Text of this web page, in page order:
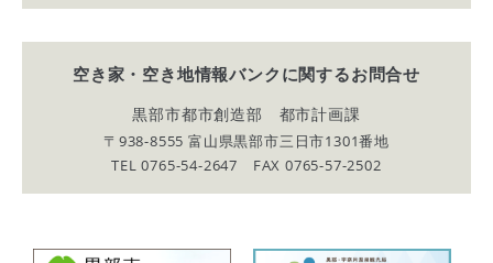
空き家・空き地情報バンクに関するお問合せ
黒部市都市創造部 都市計画課
〒938-8555 富山県黒部市三日市1301番地
TEL 0765-54-2647 FAX 0765-57-2502